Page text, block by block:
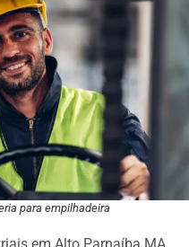
para empilhadeira